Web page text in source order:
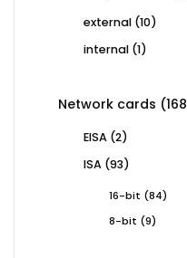
external 1010
internal 11
Network cards 168
EISA 22
ISA 9393
16-bit 8484
8-bit
99